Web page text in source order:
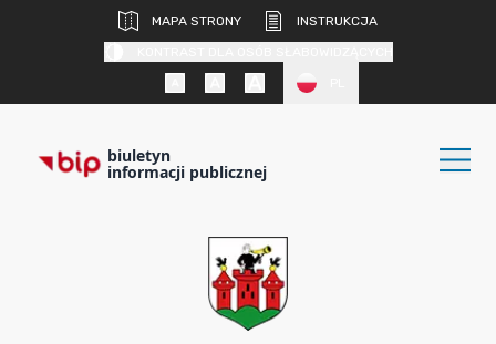
MAPA STRONY
INSTRUKCJA
biuletyn
informacji publicznej